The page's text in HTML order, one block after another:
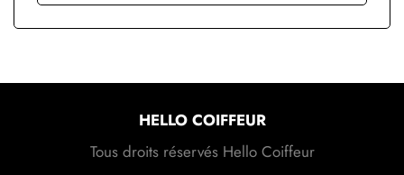
HELLO COIFFEUR
Tous droits réservés Hello Coiffeur